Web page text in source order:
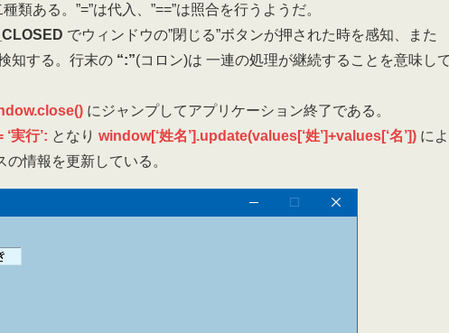
類ある。”=”は代入、”==”は照合を行うようだ。
でウィンドウの”閉じる”ボタンが押された時を感知、また
知する。行末の “:”(コロン)は 一連の処理が継続することを意味し
にジャンプしてアプリケーション終了である。
実行’: となり window[‘姓名’].update(values[‘姓’]+values[‘名’]) によ
情報を更新している。